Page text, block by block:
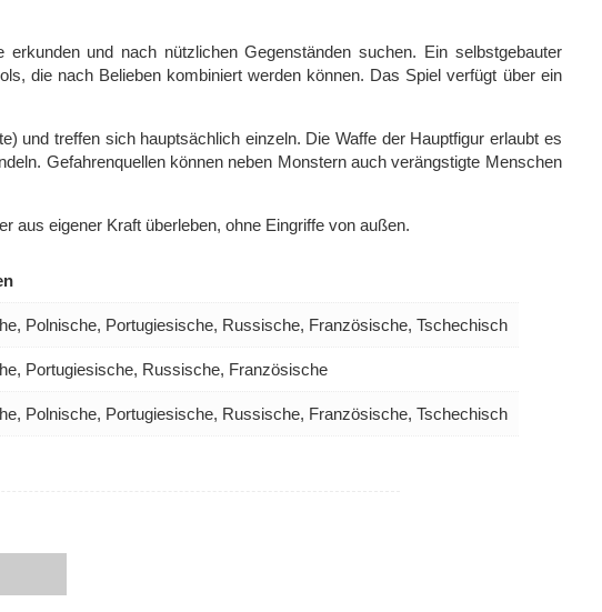
und nach nützlichen Gegenständen suchen. Ein selbstgebauter
die nach Belieben kombiniert werden können. Das Spiel verfügt über ein
und treffen sich hauptsächlich einzeln. Die Waffe der Hauptfigur erlaubt es
Gefahrenquellen können neben Monstern auch verängstigte Menschen
aus eigener Kraft überleben, ohne Eingriffe von außen.
Polnische, Portugiesische, Russische, Französische, Tschechisch
Portugiesische, Russische, Französische
Polnische, Portugiesische, Russische, Französische, Tschechisch